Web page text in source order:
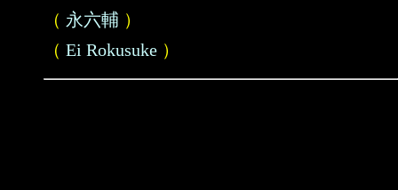
（ 永六輔 ）
（ Ei Rokusuke ）